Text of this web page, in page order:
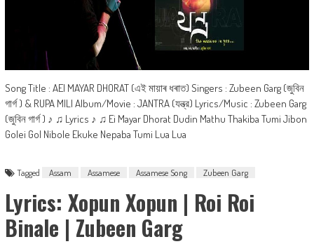
Song Title : AEI MAYAR DHORAT (এই মায়াৰ ধৰাত) Singers : Zubeen Garg (জুবিন
গাৰ্গ ) & RUPA MILI Album/Movie : JANTRA (যন্ত্র) Lyrics/Music : Zubeen Garg
(জুবিন গাৰ্গ ) ♪ ♫ Lyrics ♪ ♫ Ei Mayar Dhorat Dudin Mathu Thakiba Tumi Jibon
Golei Gol Nibole Ekuke Nepaba Tumi Lua Lua
Tagged Assam Assamese Assamese Song Zubeen Garg
Lyrics: Xopun Xopun | Roi Roi
Binale | Zubeen Garg